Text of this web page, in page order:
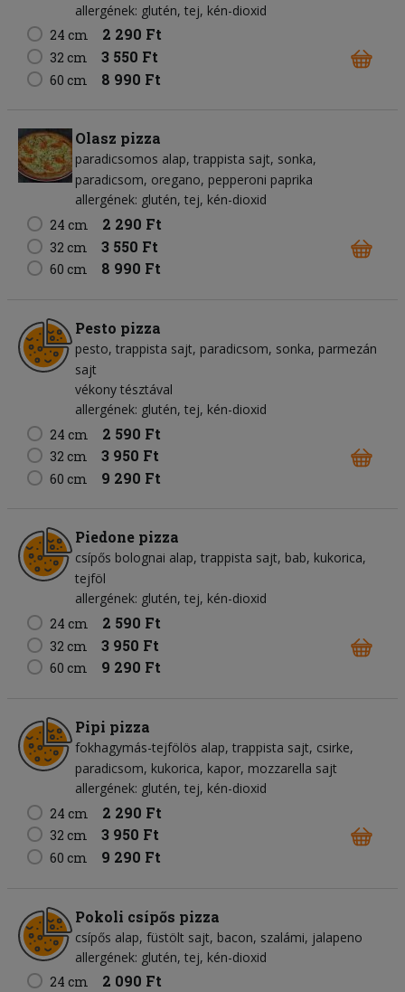
allergének: glutén, tej, kén-dioxid
24 cm
2 290 Ft
32 cm 3 550 Ft
60 cm 8 990 Ft
Olasz pizza
paradicsomos alap trappista sajt sonka
paradicsom oregano pepperoni paprika
allergének: glutén, tej, kén-dioxid
24 cm
2 290 Ft
32 cm 3 550 Ft
60 cm 8 990 Ft
Pesto pizza
pesto trappista sajt paradicsom sonka parmezán
sajt
vékony tésztával
allergének: glutén, tej, kén-dioxid
24 cm
2 590 Ft
32 cm 3 950 Ft
60 cm 9 290 Ft
Piedone pizza
csípős bolognai alap trappista sajt bab kukorica
tejföl
allergének: glutén, tej, kén-dioxid
24 cm
2 590 Ft
32 cm 3 950 Ft
60 cm 9 290 Ft
Pipi pizza
fokhagymás-tejfölös alap trappista sajt csirke
paradicsom kukorica kapor mozzarella sajt
allergének: glutén, tej, kén-dioxid
24 cm
2 290 Ft
32 cm 3 950 Ft
60 cm 9 290 Ft
Pokoli csípős pizza
csípős alap füstölt sajt bacon szalámi jalapeno
allergének: glutén, tej, kén-dioxid
24 cm
2 090 Ft